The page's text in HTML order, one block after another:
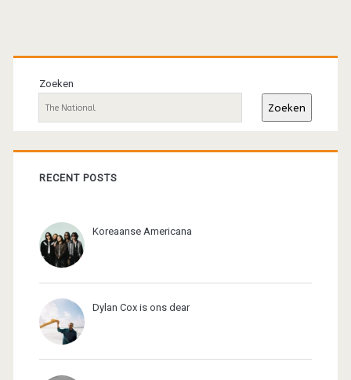
Primaire
sidebar
Zoeken
Zoeken
RECENT POSTS
Koreaanse Americana
Dylan Cox is ons dear